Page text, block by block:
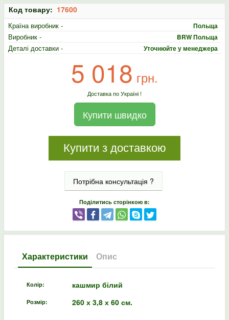
Код товару: 17600
Країна виробник - Польща
Виробник - BRW Польща
Деталі доставки - Уточнюйте у менеджера
5 018 грн.
Доставка по Україні !
Купити швидко
Купити з доставкою
Потрібна консультація ?
Поділитись сторінкою в:
Характеристики Опис
Колір: кашмир білий
Розмір: 260 х 3,8 х 60 см.